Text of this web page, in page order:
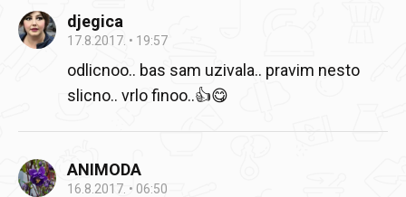
djegica
17.8.2017. 19:57
odlicnoo.. bas sam uzivala.. pravim nesto
slicno.. vrlo finoo..👍😋
ANIMODA
16.8.2017. 06:50